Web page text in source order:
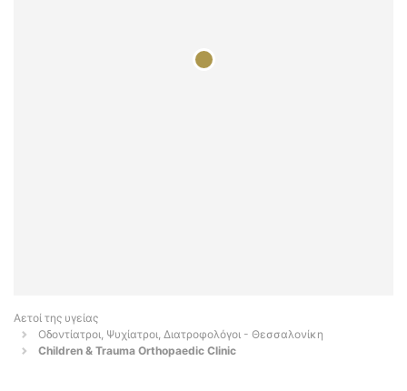
Αετοί της υγείας
Οδοντίατροι, Ψυχίατροι, Διατροφολόγοι - Θεσσαλονίκη
Children & Trauma Orthopaedic Clinic